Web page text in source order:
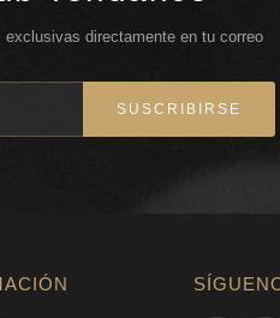
directamente en tu correo
SUSCRIBIRSE